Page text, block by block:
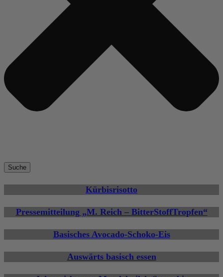
Suche
Kürbisrisotto
Pressemitteilung „M. Reich – BitterStoffTropfen“
Basisches Avocado-Schoko-Eis
Auswärts basisch essen